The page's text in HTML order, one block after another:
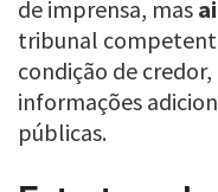
de imprensa, mas
tribunal
condição de credor,
informações
públicas.